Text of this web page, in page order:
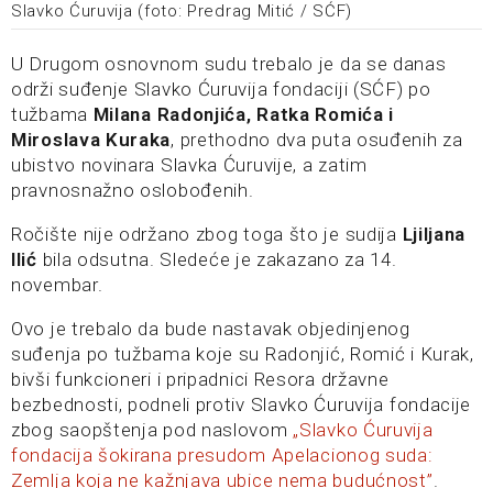
Slavko Ćuruvija (foto: Predrag Mitić / SĆF)
U Drugom osnovnom sudu trebalo je da se danas
održi suđenje Slavko Ćuruvija fondaciji (SĆF) po
tužbama Milana Radonjića, Ratka Romića i
Miroslava Kuraka, prethodno dva puta osuđenih za
ubistvo novinara Slavka Ćuruvije, a zatim
pravnosnažno oslobođenih.
Ročište nije održano zbog toga što je sudija Ljiljana
Ilić bila odsutna. Sledeće je zakazano za 14.
novembar.
Ovo je trebalo da bude nastavak objedinjenog
suđenja po tužbama koje su Radonjić, Romić i Kurak,
bivši funkcioneri i pripadnici Resora državne
bezbednosti, podneli protiv Slavko Ćuruvija fondacije
zbog saopštenja pod naslovom „Slavko Ćuruvija
fondacija šokirana presudom Apelacionog suda:
Zemlja koja ne kažnjava ubice nema budućnost”.